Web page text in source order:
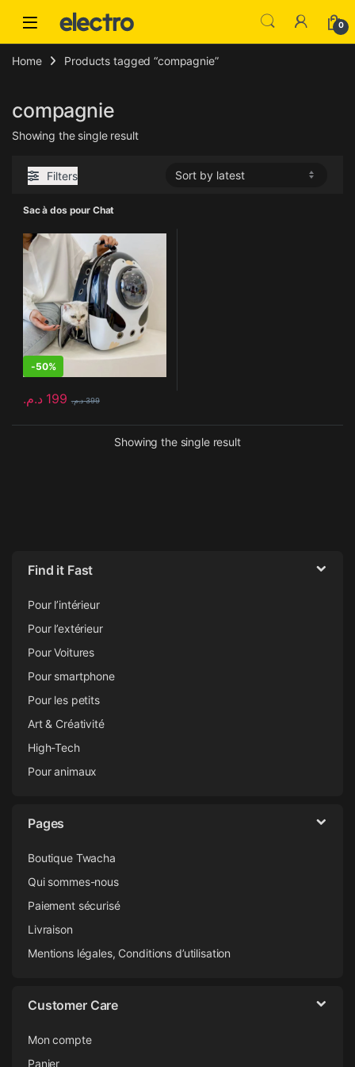
0
Home Products tagged “compagnie”
compagnie
Showing the single result
Filters
Sac à dos pour Chat
-50%
199 د.م. 399 د.م.
Showing the single result
Find it Fast
Pour l’intérieur
Pour l’extérieur
Pour Voitures
Pour smartphone
Pour les petits
Art & Créativité
High-Tech
Pour animaux
Pages
Boutique Twacha
Qui sommes-nous
Paiement sécurisé
Livraison
Mentions légales, Conditions d’utilisation
Customer Care
Mon compte
Panier